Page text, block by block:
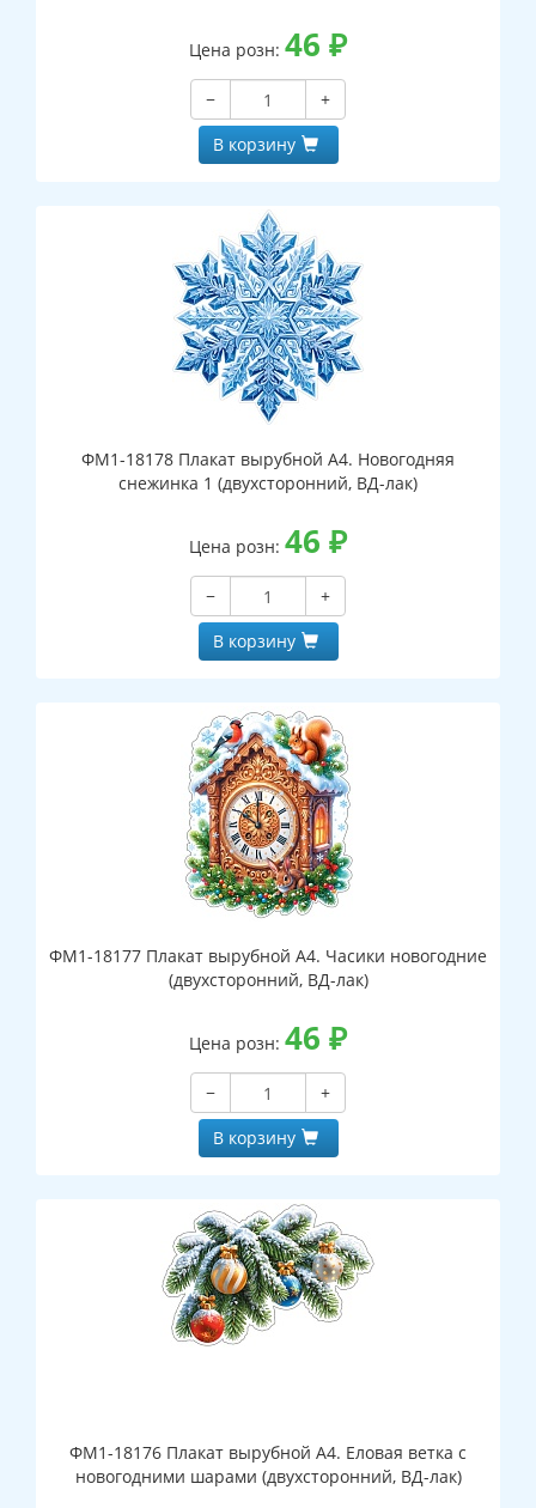
Цена розн: 46 ₽
−
+
В корзину
ФМ1-18178 Плакат вырубной А4. Новогодняя
снежинка 1 (двухсторонний, ВД-лак)
Цена розн: 46 ₽
−
+
В корзину
ФМ1-18177 Плакат вырубной А4. Часики новогодние
(двухсторонний, ВД-лак)
Цена розн: 46 ₽
−
+
В корзину
ФМ1-18176 Плакат вырубной А4. Еловая ветка с
новогодними шарами (двухсторонний, ВД-лак)